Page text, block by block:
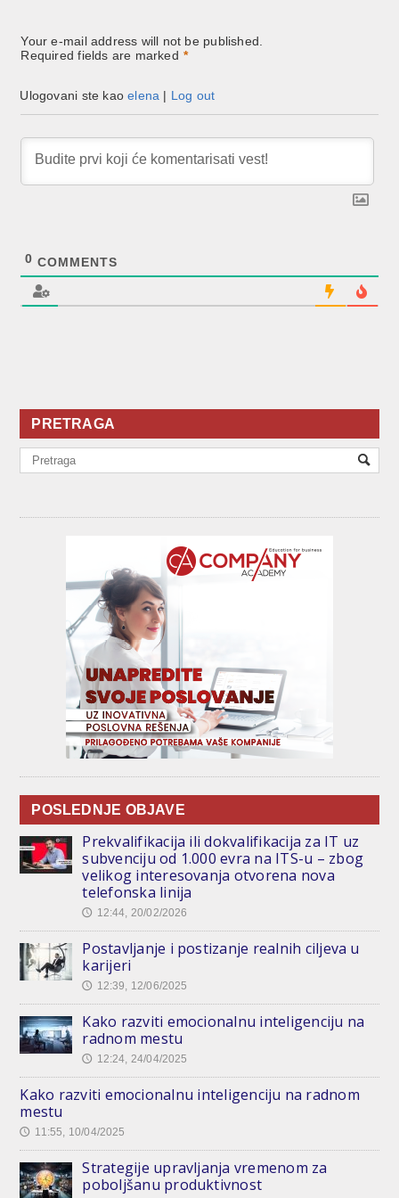
Your e-mail address will not be published.
Required fields are marked *
Ulogovani ste kaoelena | Log out
0 COMMENTS
PRETRAGA
POSLEDNJE OBJAVE
Prekvalifikacija ili dokvalifikacija za IT uz
subvenciju od 1.000 evra na ITS-u – zbog
velikog interesovanja otvorena nova
telefonska linija
🕔 12:44, 20/02/2026
Postavljanje i postizanje realnih ciljeva u
karijeri
🕔 12:39, 12/06/2025
Kako razviti emocionalnu inteligenciju na
radnom mestu
🕔 12:24, 24/04/2025
Kako razviti emocionalnu inteligenciju na radnom
mestu
🕔 11:55, 10/04/2025
Strategije upravljanja vremenom za
poboljšanu produktivnost